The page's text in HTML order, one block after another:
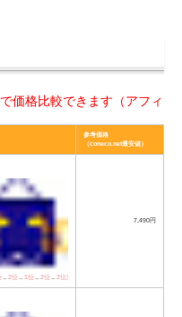
価格比較できます（アフィ
参考価格
（coneco.net最安値）
→2位 →1位 →2位 →2位]
7,490円